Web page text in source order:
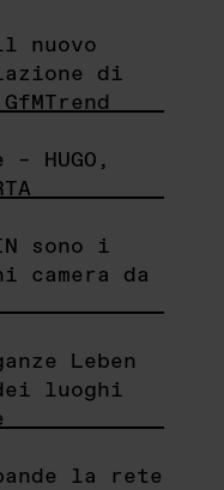
nuovo
di
HUGO,
sono i
camera da
Leben
luoghi
la rete